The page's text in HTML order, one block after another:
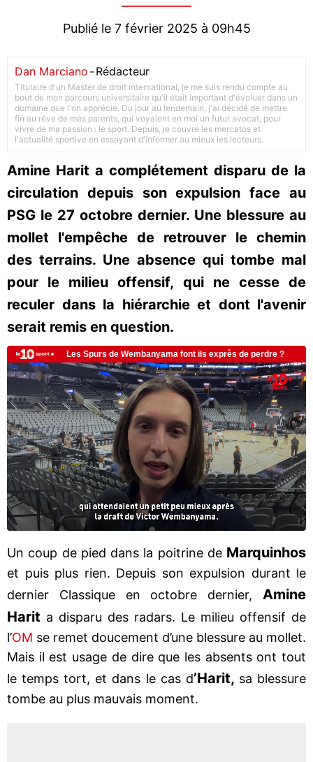
Publié le 7 février 2025 à 09h45
Dan Marciano -Rédacteur
Titulaire d'un Master de droit international, je me suis rendu compte au
bout de mon parcours universitaire qu'il était important d'évoluer dans un
domaine que l'on apprécie. Du jour au lendemain, j'ai décidé de mettre
fin au rêve de mes parents, qui voyaient en moi un futur avocat, pour
vivre de ma passion : le sport. Depuis, je couvre les mercatos et
l'actualité sportive en essayant d'informer au mieux les lecteurs.
Amine Harit a complétement disparu de la
circulation depuis son expulsion face au
PSG le 27 octobre dernier. Une blessure au
mollet l'empêche de retrouver le chemin
des terrains. Une absence qui tombe mal
pour le milieu offensif, qui ne cesse de
reculer dans la hiérarchie et dont l'avenir
serait remis en question.
Un coup de pied dans la poitrine de Marquinhos
et puis plus rien. Depuis son expulsion durant le
dernier Classique en octobre dernier,
Amine
Harit a disparu des radars. Le milieu offensif de
l’OM se remet doucement d’une blessure au mollet.
Mais il est usage de dire que les absents ont tout
le temps tort, et dans le cas d’Harit, sa blessure
tombe au plus mauvais moment.